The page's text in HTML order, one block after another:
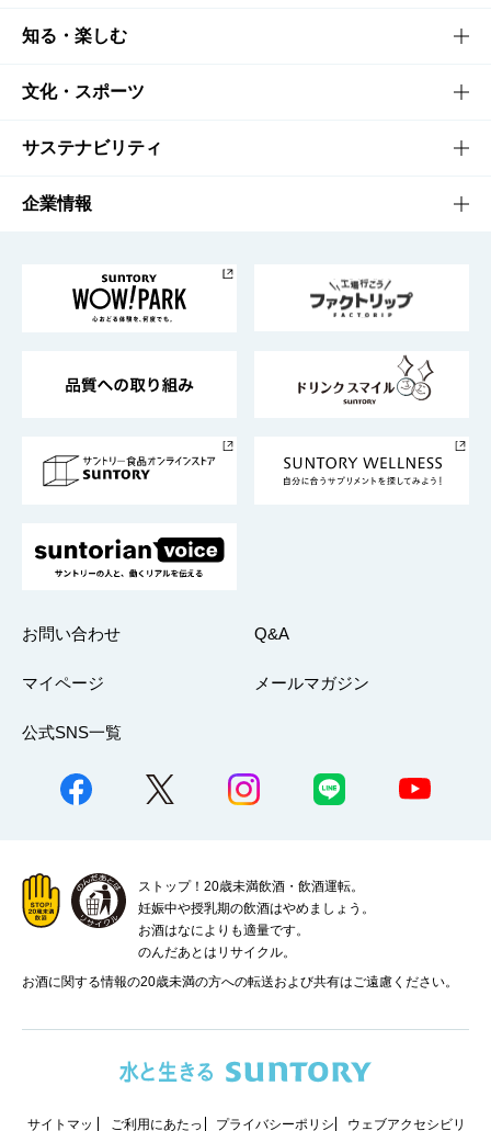
商品TOP
商品一覧
商品発売情報
栄養成分一覧
知る・楽しむ
知る・楽しむTOP
キャンペーン
工場見学
地域情報
文化・スポーツ
文化・スポーツTOP
サントリーホール
サントリーサンバーズ大阪
サステナビリティ
サステナビリティTOP
サントリーが考えるサステナビリティ経営
企業情報
企業概要
採用情報
お問い合わせ Q&A
マイページ メールマガジン
公式SNS一覧
ストップ！20歳未満飲酒・飲酒運転。
妊娠中や授乳期の飲酒はやめましょう。
お酒はなによりも適量です。
のんだあとはリサイクル。
お酒に関する情報の20歳未満の方への転送および共有はご遠慮ください。
サイトマッ ご利用にあたっ プライバシーポリシ ウェブアクセシビリ